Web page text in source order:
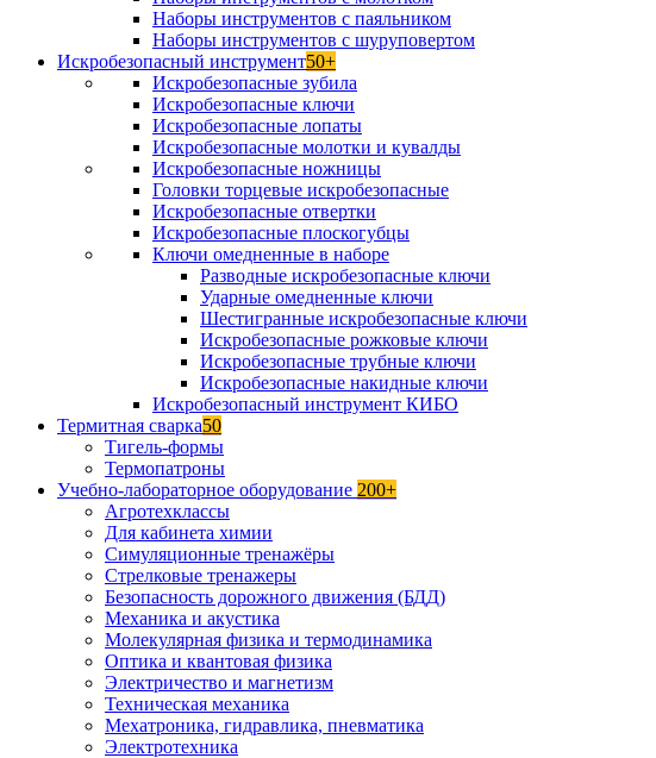
Наборы инструментов с паяльником
Наборы инструментов с шуруповертом
Искробезопасный инструмент50+
Искробезопасные зубила
Искробезопасные ключи
Искробезопасные лопаты
Искробезопасные молотки и кувалды
Искробезопасные ножницы
Головки торцевые искробезопасные
Искробезопасные отвертки
Искробезопасные плоскогубцы
Ключи омедненные в наборе
Разводные искробезопасные ключи
Ударные омедненные ключи
Шестигранные искробезопасные ключи
Искробезопасные рожковые ключи
Искробезопасные трубные ключи
Искробезопасные накидные ключи
Искробезопасный инструмент КИБО
Термитная сварка50
Тигель-формы
Термопатроны
Учебно-лабораторное оборудование 200+
Агротехклассы
Для кабинета химии
Симуляционные тренажёры
Стрелковые тренажеры
Безопасность дорожного движения (БДД)
Механика и акустика
Молекулярная физика и термодинамика
Оптика и квантовая физика
Электричество и магнетизм
Техническая механика
Мехатроника, гидравлика, пневматика
Электротехника